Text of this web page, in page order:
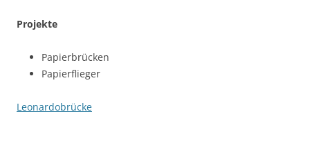
Projekte
Papierbrücken
Papierflieger
Leonardobrücke